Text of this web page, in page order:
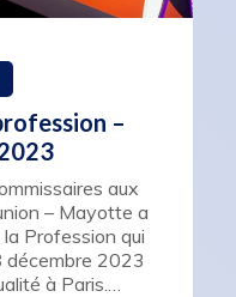
–
aux
– Mayotte a
Profession qui
décembre 2023
à Paris.…